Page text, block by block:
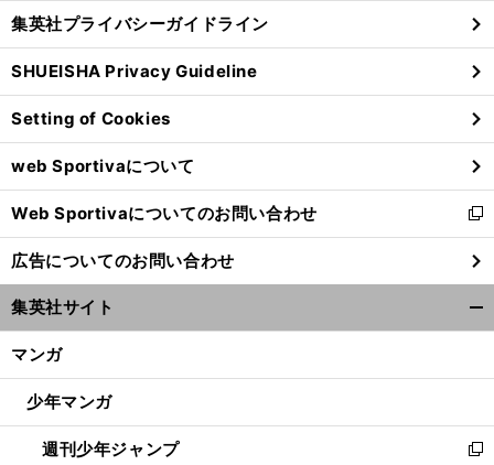
る
し
い
ウ
ィ
ン
ド
ウ
で
開
く
集英社プライバシーガイドライン
SHUEISHA Privacy Guideline
Setting of Cookies
web Sportivaについて
Web Sportivaについてのお問い合わせ
新
し
い
ウ
ィ
ン
ウ
開
く
広告についてのお問い合わせ
集英社サイト
マンガ
少年マンガ
週刊少年ジャンプ
新